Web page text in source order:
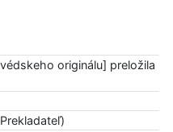
originálu] preložila